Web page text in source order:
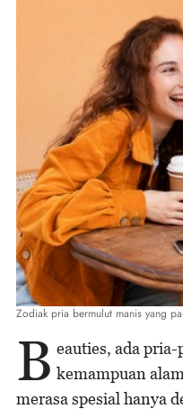
Zodiak pria bermulut manis yang
B eauties, ada
kemampuan
merasa spesial hanya